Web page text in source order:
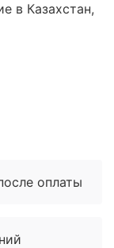
в Казахстан,
оплаты